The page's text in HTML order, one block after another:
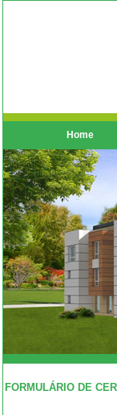
Home
FORMULÁRIO DE